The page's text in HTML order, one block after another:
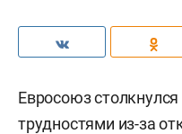
Евросоюз
трудностями из-за